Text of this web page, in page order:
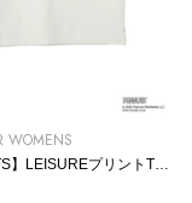
WOMENS